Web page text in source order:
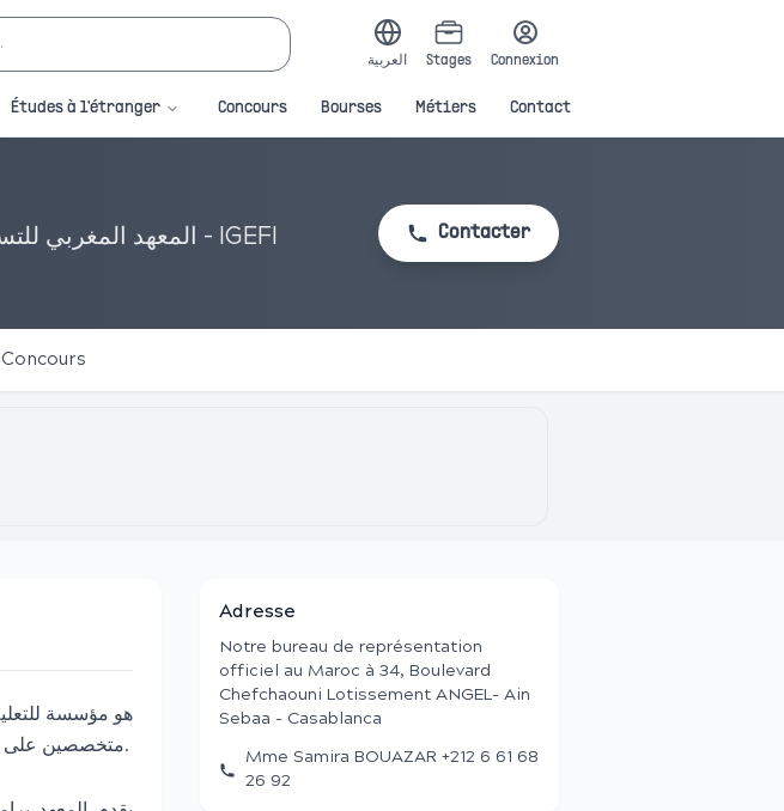
العربية Stages Connexion
Études à l'étranger Concours Bourses Métiers Contact
المعهد المغربي للتسيير والدراسات المالية – IGEFI Contacter
Concours
متخصصين على مستوى عالٍ في مجالات الإدارة، والتمويل المؤسسي والسوقي، والمحاسبة.
Adresse
Notre bureau de représentation
officiel au Maroc à 34, Boulevard
Chefchaouni Lotissement ANGEL- Ain
Sebaa - Casablanca
Mme Samira BOUAZAR +212 6 61 68
26 92